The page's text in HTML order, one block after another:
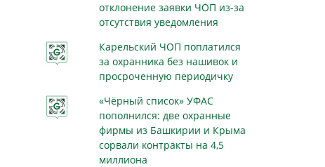
отклонение заявки ЧОП из-за
отсутствия уведомления
Карельский ЧОП поплатился
за охранника без нашивок и
просроченную периодичку
«Чёрный список» УФАС
пополнился: две охранные
фирмы из Башкирии и Крыма
сорвали контракты на 4,5
миллиона